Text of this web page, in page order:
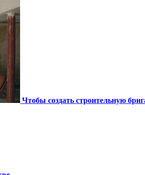
Чтобы создать строительную